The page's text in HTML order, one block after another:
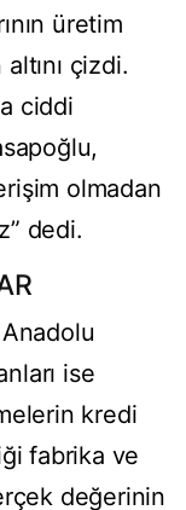
üretim
çizdi.
ciddi
olmadan
dedi.
ise
kredi
fabrika ve
değerinin